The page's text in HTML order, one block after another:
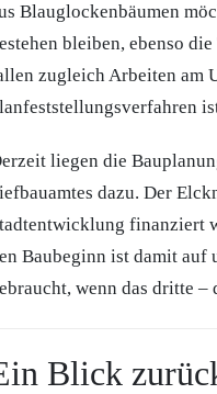
Blauglockenbäumen
bleiben, ebenso
zugleich Arbeiten am
liegen die
dazu. Der
finanziert
Baubeginn ist damit auf
wenn das dritte
Blick